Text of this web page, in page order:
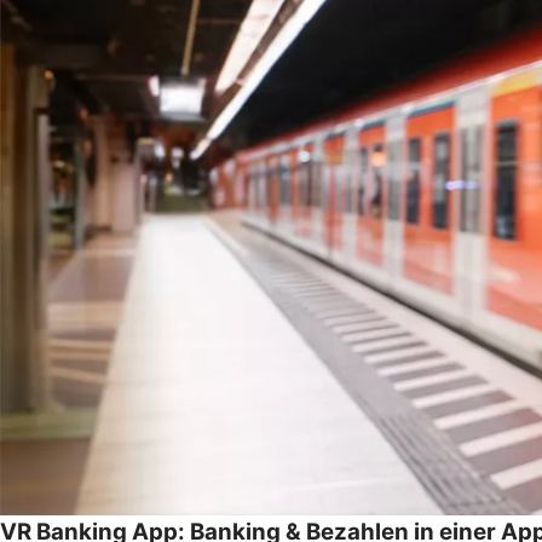
VR Banking App: Banking & Bezahlen in einer